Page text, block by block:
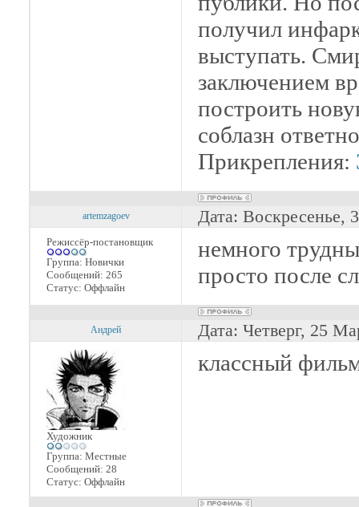
получил
выступать.
заключением
построить
соблазн
Прикрепления:
artemzagoev Дата: Воскресенье,
Режиссёр-постановщик
Группа: Новички
Сообщений: 265
Статус: Оффлайн
немного
просто после
Андрей Дата: Четверг, 25
Художник
Группа: Местные
Сообщений: 28
Статус: Оффлайн
классный